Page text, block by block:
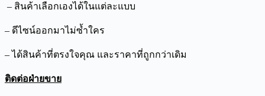
– สินค้าเลือกเองได้ในแต่ละแบบ
– ดีไซน์ออกมาไม่ซ้ำใคร
– ได้สินค้าที่ตรงใจคุณ และราคาที่ถูกกว่าเดิม
ติดต่อฝ่ายขาย